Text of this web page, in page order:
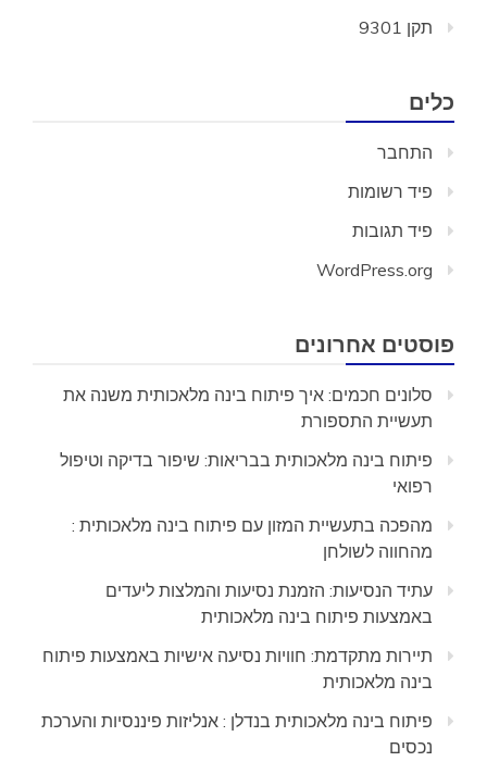
תקן 9301
כלים
התחבר
פיד רשומות
פיד תגובות
WordPress.org
פוסטים אחרונים
סלונים חכמים: איך פיתוח בינה מלאכותית משנה את
תעשיית התספורת
פיתוח בינה מלאכותית בבריאות: שיפור בדיקה וטיפול
רפואי
מהפכה בתעשיית המזון עם פיתוח בינה מלאכותית :
מהחווה לשולחן
עתיד הנסיעות: הזמנת נסיעות והמלצות ליעדים
באמצעות פיתוח בינה מלאכותית
תיירות מתקדמת: חוויות נסיעה אישיות באמצעות פיתוח
בינה מלאכותית
פיתוח בינה מלאכותית בנדלן : אנליזות פיננסיות והערכת
נכסים